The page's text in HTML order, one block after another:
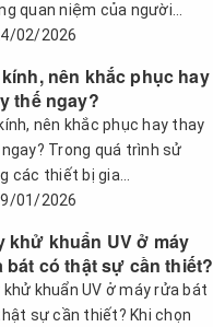
quan niệm của người...
02/2026
nên khắc phục hay
thế ngay?
nên khắc phục hay thay
Trong quá trình sử
các thiết bị gia...
01/2026
khử khuẩn UV ở máy
bát có thật sự cần thiết?
khử khuẩn UV ở máy rửa bát
sự cần thiết? Khi chọn